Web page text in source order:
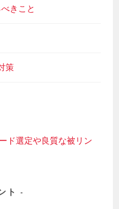
きこと
策
ド選定や良質な被リン
ト